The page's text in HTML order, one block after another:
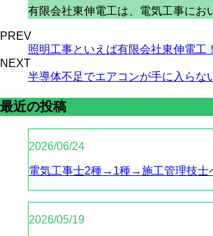
有限会社東伸電工は、電気工事に
PREV
照明工事といえば有限会社東伸電工！
NEXT
半導体不足でエアコンが手に入ら
最近の投稿
2026/06/24
電気工事士2種→1種→施工管理技士
2026/05/19